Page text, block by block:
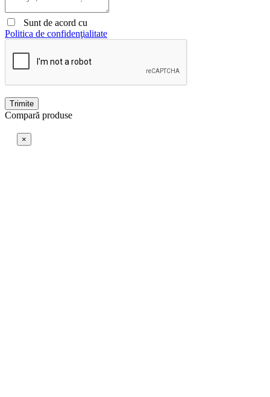
Sunt de acord cu
Politica de confidenţialitate
Trimite
Compară produse
×